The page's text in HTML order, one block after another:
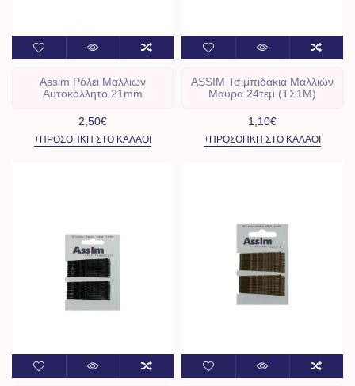
Assim Ρόλει Μαλλιών
Αυτοκόλλητο 21mm
2,50€
+ΠΡΟΣΘΉΚΗ ΣΤΟ ΚΑΛΆΘΙ
ASSIM Τσιμπιδάκια Μαλλιών
Μαύρα 24τεμ (ΤΣ1Μ)
1,10€
+ΠΡΟΣΘΉΚΗ ΣΤΟ ΚΑΛΆΘΙ